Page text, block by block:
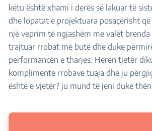
këtu është xhami i derës së lakuar të
dhe lopatat e projektuara posaçërisht
një veprim të ngjashëm me valët
trajtuar rrobat më butë dhe duke
performancën e tharjes. Herën tjetër
komplimente rrobave tuaja dhe ju
është e vjetër? ju mund të jeni duke